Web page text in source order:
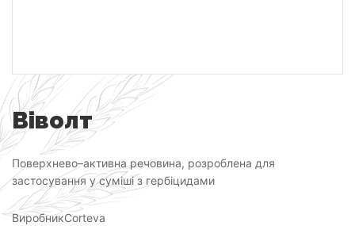
Віволт
Поверхнево–активна речовина, розроблена для
застосування у суміші з гербіцидами
ВиробникCorteva